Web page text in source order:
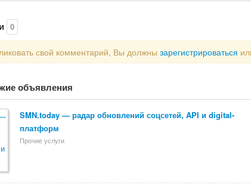
0
свой комментарий, Вы должны зарегистрироваться
объявления
SMN.today — радар обновлений соцсетей, API и digital-
платформ
Прочие услуги